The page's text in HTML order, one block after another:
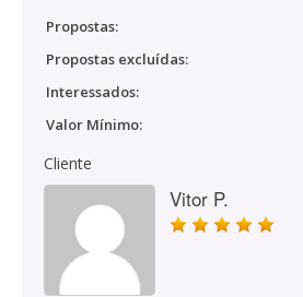
Propostas:
Propostas excluídas:
Interessados:
Valor Mínimo:
Cliente
Vitor P.